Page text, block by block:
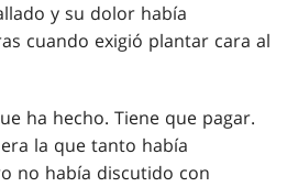
y su dolor había
cuando exigió plantar cara al
ha hecho. Tiene que pagar.
la que tanto había
no había discutido con